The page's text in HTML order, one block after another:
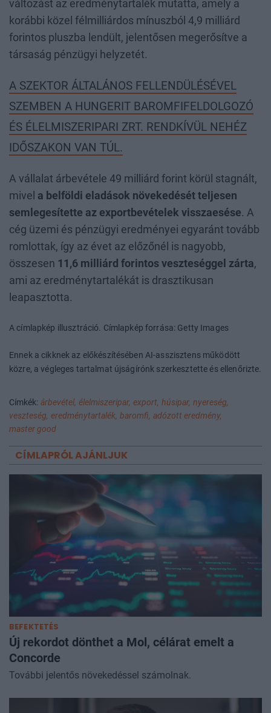
változást az eredménytartalék mutatta, amely a
korábbi közel félmilliárdos mínuszból 4,9 milliárd
forintos pluszba lendült, jelentősen megerősítve a
társaság pénzügyi helyzetét.
A SZEKTOR ÁLTALÁNOS FELLENDÜLÉSÉVEL
SZEMBEN A HUNGERIT BAROMFIFELDOLGOZÓ
ÉS ÉLELMISZERIPARI ZRT. RENDKÍVÜL NEHÉZ
IDŐSZAKON VAN TÚL.
A vállalat árbevétele 49 milliárd forint körül stagnált,
mivel a belföldi eladások növekedését teljesen
semlegesítette az exportbevételek visszaesése. A
cég üzemi és pénzügyi eredményei egyaránt tovább
romlottak, így az évet az előzőnél is nagyobb,
összesen 11,6 milliárd forintos veszteséggel zárta,
ami az eredménytartalékát is drasztikusan
leapasztotta.
A címlapkép illusztráció. Címlapkép forrása: Getty Images
Ennek a cikknek az előkészítésében AI-asszisztens működött
közre, a végleges tartalmat újságírónk szerkesztette és ellenőrizte.
Címkék: árbevétel, élelmiszeripar, export, húsipar, nyereség,
veszteség, eredménytartalék, baromfi, adózott eredmény,
master good
CÍMLAPRÓL AJÁNLJUK
BEFEKTETÉS
Új rekordot dönthet a Mol, célárat emelt a
Concorde
További jelentős növekedéssel számolnak.